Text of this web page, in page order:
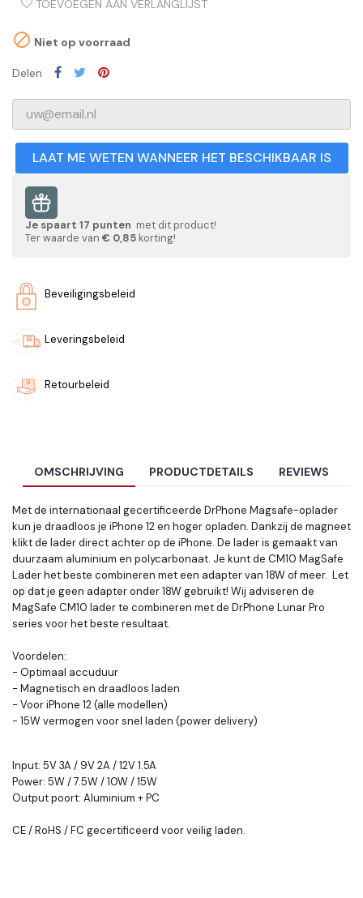
TOEVOEGEN AAN VERLANGLIJST
 Niet op voorraad
Delen
LAAT ME WETEN WANNEER HET BESCHIKBAAR IS
Je spaart 17 punten met dit product!
Ter waarde van € 0,85 korting!
Beveiligingsbeleid
Leveringsbeleid
Retourbeleid
OMSCHRIJVING PRODUCTDETAILS REVIEWS
Met de internationaal gecertificeerde DrPhone Magsafe-oplader
kun je draadloos je iPhone 12 en hoger opladen. Dankzij de magneet
klikt de lader direct achter op de iPhone. De lader is gemaakt van
duurzaam aluminium en polycarbonaat. Je kunt de CM10 MagSafe
Lader het beste combineren met een adapter van 18W of meer. Let
op dat je geen adapter onder 18W gebruikt! Wij adviseren de
MagSafe CM10 lader te combineren met de DrPhone Lunar Pro
series voor het beste resultaat.
Voordelen:
- Optimaal accuduur
- Magnetisch en draadloos laden
- Voor iPhone 12 (alle modellen)
- 15W vermogen voor snel laden (power delivery)
Input: 5V 3A / 9V 2A / 12V 1.5A
Power: 5W / 7.5W / 10W / 15W
Output poort: Aluminium + PC
CE / RoHS / FC gecertificeerd voor veilig laden.